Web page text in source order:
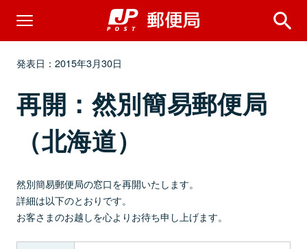
発表日：2015年3月30日
再開：然別簡易郵便局
（北海道）
然別簡易郵便局の窓口を再開いたします。
詳細は以下のとおりです。
お客さまのお越しを心よりお待ち申し上げます。